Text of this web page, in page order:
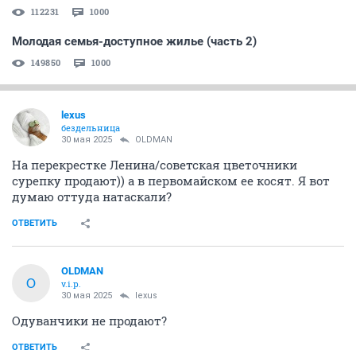
112231 1000
Молодая семья-доступное жилье (часть 2)
149850 1000
lexus
бездельница
30 мая 2025 OLDMAN
На перекрестке Ленина/советская цветочники
сурепку продают)) а в первомайском ее косят. Я вот
думаю оттуда натаскали?
ОТВЕТИТЬ
O
OLDMAN
v.i.p.
30 мая 2025 lexus
Одуванчики не продают?
ОТВЕТИТЬ